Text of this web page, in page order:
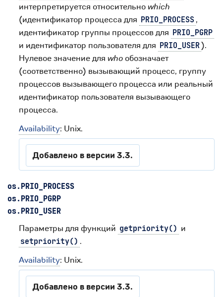
интерпретируется относительно which
(идентификатор процесса для PRIO_PROCESS ,
идентификатор группы процессов для PRIO_PGRP
и идентификатор пользователя для PRIO_USER).
Нулевое значение для who обозначает
(соответственно) вызывающий процесс, группу
процессов вызывающего процесса или реальный
идентификатор пользователя вызывающего
процесса.
Availability: Unix.
Добавлено в версии 3.3.
os. PRIO_PROCESS
os. PRIO_PGRP
os. PRIO_USER
Параметры для функций getpriority() и
setpriority() .
Availability: Unix.
Добавлено в версии 3.3.